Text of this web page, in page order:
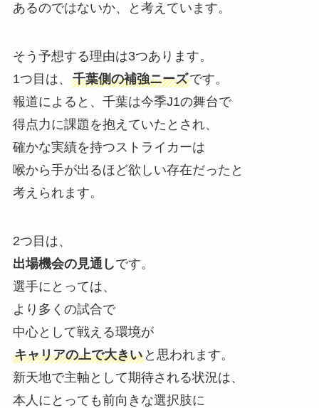
あるのではないか、と考えています。
そう予想する理由は3つあります。
1つ目は、 千葉側の補強ニーズです。
報道によると、千葉は今季J1の舞台で
得点力に課題を抱えていたとされ、
確かな実績を持つストライカーは
喉から手が出るほど欲しい存在だったと
考えられます。
2つ目は、
出場機会の見通しです。
選手にとっては、
より多くの試合で
中心として戦える環境が
キャリアの上で大きいと思われます。
新天地で主軸として期待される状況は、
本人にとっても前向きな選択肢に